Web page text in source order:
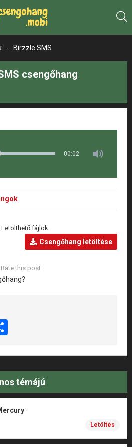
- Birzzle SMS
csengőhang
00:02
Letölthető fájlok
Csengőhang letöltése
Rate this post
Share
témájú
Letöltés